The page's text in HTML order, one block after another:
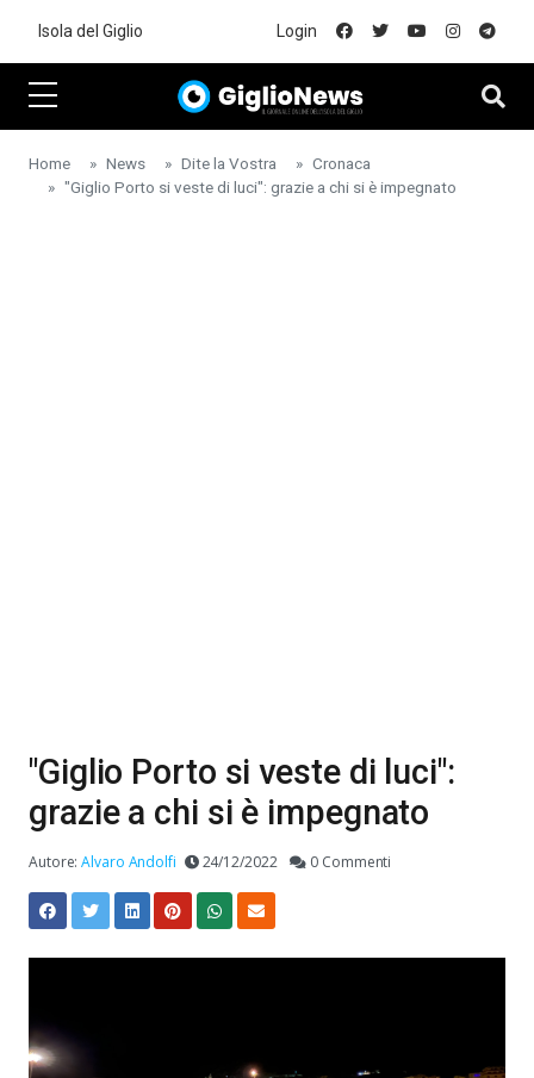
Isola del Giglio Login
Home News Dite la Vostra
Cronaca
"Giglio Porto si veste di luci": grazie a chi si è impegnato
"Giglio Porto si veste di luci":
grazie a chi si è impegnato
Autore:Alvaro Andolfi 24/12/2022 0 Commenti